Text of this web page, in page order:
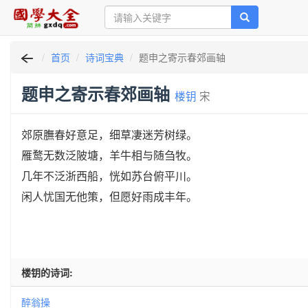
首页 诗词宝典 题申之寄示春郊画轴
题申之寄示春郊画轴 楼钥 宋
郊原膴春好意足，细草凄迷芳树绿。
雁鹜无数泛陂塘，羊牛相与随刍牧。
几年不泛浙西船，恍如苏台俯平川。
闲人忧国无他策，但愿好雨成丰年。
楼钥的诗词:
醉翁操